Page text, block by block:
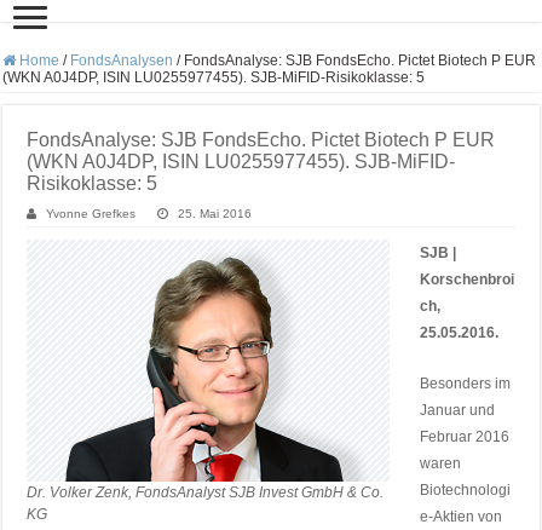
Home / FondsAnalysen / FondsAnalyse: SJB FondsEcho. Pictet Biotech P EUR
(WKN A0J4DP, ISIN LU0255977455). SJB-MiFID-Risikoklasse: 5
FondsAnalyse: SJB FondsEcho. Pictet Biotech P EUR
(WKN A0J4DP, ISIN LU0255977455). SJB-MiFID-
Risikoklasse: 5
Yvonne Grefkes 25. Mai 2016
Dr. Volker Zenk, FondsAnalyst SJB Invest GmbH & Co.
KG
SJB |
Korschenbroi
ch,
25.05.2016.
Besonders im
Januar und
Februar 2016
waren
Biotechnologi
e-Aktien von